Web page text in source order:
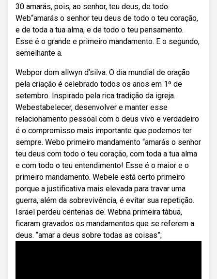
30 amarás, pois, ao senhor, teu deus, de todo.
Web“amarás o senhor teu deus de todo o teu coração,
e de toda a tua alma, e de todo o teu pensamento.
Esse é o grande e primeiro mandamento. E o segundo,
semelhante a.
Webpor dom allwyn d’silva. O dia mundial de oração
pela criação é celebrado todos os anos em 1º de
setembro. Inspirado pela rica tradição da igreja.
Webestabelecer, desenvolver e manter esse
relacionamento pessoal com o deus vivo e verdadeiro
é o compromisso mais importante que podemos ter
sempre. Webo primeiro mandamento “amarás o senhor
teu deus com todo o teu coração, com toda a tua alma
e com todo o teu entendimento! Esse é o maior e o
primeiro mandamento. Webele está certo primeiro
porque a justificativa mais elevada para travar uma
guerra, além da sobrevivência, é evitar sua repetição.
Israel perdeu centenas de. Webna primeira tábua,
ficaram gravados os mandamentos que se referem a
deus. “amar a deus sobre todas as coisas”;